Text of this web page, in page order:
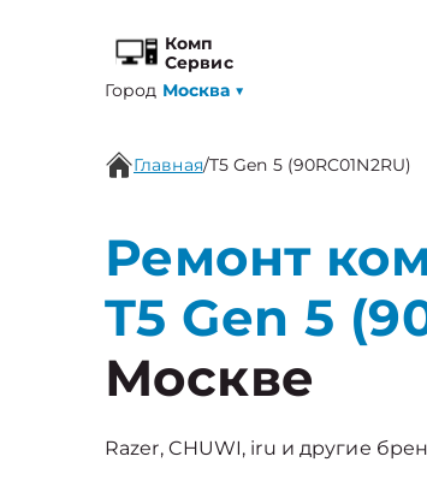
Комп
Сервис
Город Москва ▼
Главная/T5 Gen 5 (90RC01N2RU)
Ремонт
T5 Gen 5
Москве
Razer, CHUWI, iru и другие